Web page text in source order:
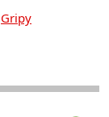
Gripy